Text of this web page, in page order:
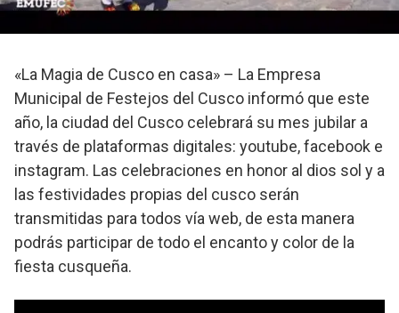
«La Magia de Cusco en casa» – La Empresa
Municipal de Festejos del Cusco informó que este
año, la ciudad del Cusco celebrará su mes jubilar a
través de plataformas digitales: youtube, facebook e
instagram. Las celebraciones en honor al dios sol y a
las festividades propias del cusco serán
transmitidas para todos vía web, de esta manera
podrás participar de todo el encanto y color de la
fiesta cusqueña.